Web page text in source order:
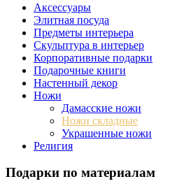
Аксессуары
Элитная посуда
Предметы интерьера
Скульптура в интерьер
Корпоративные подарки
Подарочные книги
Настенный декор
Ножи
Дамасские ножи
Ножи складные
Украшенные ножи
Религия
Подарки по материалам